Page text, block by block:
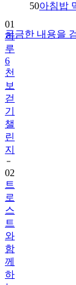
50아침밥
궁금한 내용을
루
6
천
보
걷
기
챌
린
지
02
트
로
스
트
와
함
께
하
는
인